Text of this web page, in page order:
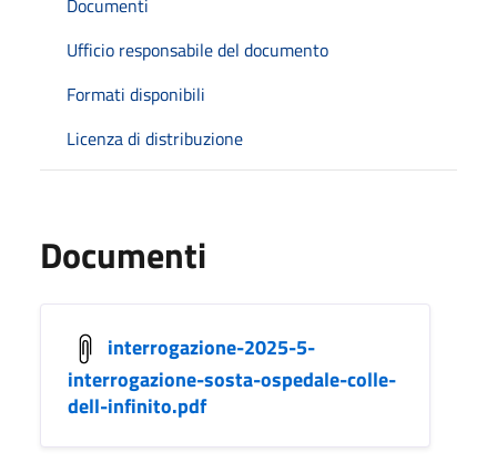
Ufficio responsabile del documento
Formati disponibili
Licenza di distribuzione
Documenti
interrogazione-2025-5-
interrogazione-sosta-ospedale-colle-
dell-infinito.pdf